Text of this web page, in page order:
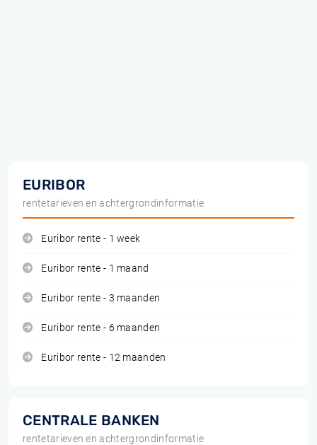
EURIBOR
rentetarieven en achtergrondinformatie
Euribor rente - 1 week
Euribor rente - 1 maand
Euribor rente - 3 maanden
Euribor rente - 6 maanden
Euribor rente - 12 maanden
CENTRALE BANKEN
rentetarieven en achtergrondinformatie